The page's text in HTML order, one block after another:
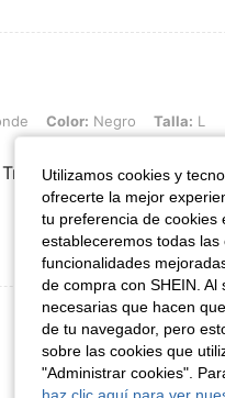
Negro, Talla: L
Color: Negro Talla: L
Très jolie robe fait
Ver Más Reseñas
Utilizamos cookies y
ofrecerte la mejor
tu preferencia de cookies
estableceremos todas
funcionalidades
de compra con SHEIN.
necesarias que hacen
de tu navegador, pero
sobre las cookies que
"Administrar cookies".